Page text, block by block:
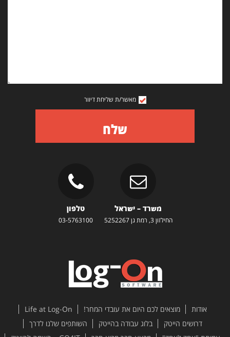
מאשר/ת שליחת דיוור
שלח
משרד – ישראל
החילזון 3, רמת גן 5252267
טלפון
03-5763100
אודות מוצאים לכם היום את עובדי המחר!
Life at Log-On
דרושים הייטק
בלוג עבודה בהייטק
השותפים שלנו לדרך